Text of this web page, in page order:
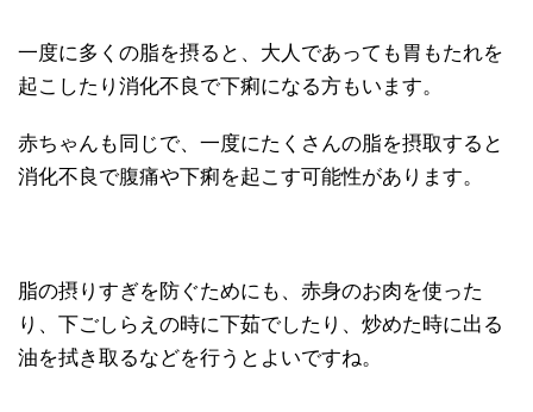
一度に多くの脂を摂ると、大人であっても胃もたれを
起こしたり消化不良で下痢になる方もいます。
赤ちゃんも同じで、一度にたくさんの脂を摂取すると
消化不良で腹痛や下痢を起こす可能性があります。
脂の摂りすぎを防ぐためにも、赤身のお肉を使った
り、下ごしらえの時に下茹でしたり、炒めた時に出る
油を拭き取るなどを行うとよいですね。